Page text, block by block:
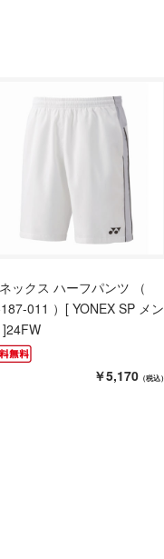
ックス ハーフパンツ （
011 ）[ YONEX SP メン
]24FW
￥5,170 （税込）